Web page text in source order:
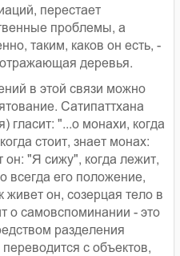
перестает
проблемы, а
таким, каков он есть, -
деревья.
в этой связи можно
Сатипаттхана
гласит: "...о монахи, когда
стоит, знает монах:
он: "Я сижу", когда лежит,
всегда его положение,
живет он, созерцая тело в
о самовспоминании - это
разделения
с объектов,